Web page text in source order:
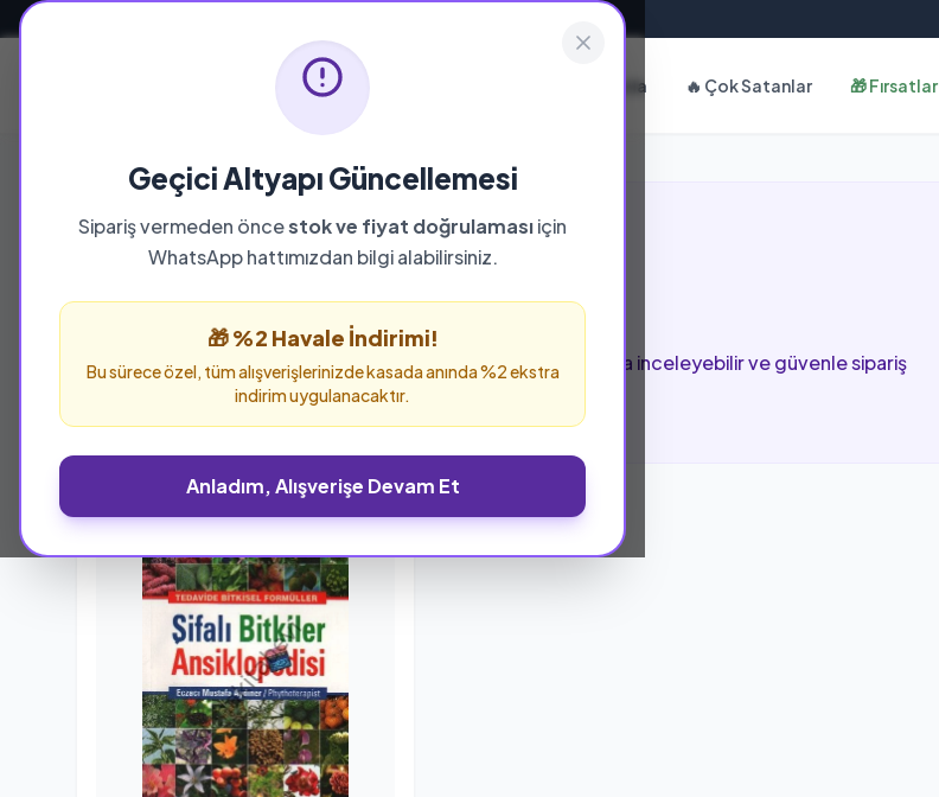
Geçici Altyapı Güncellemesi
Sipariş vermeden öncestok ve fiyat doğrulamasıiçin
WhatsApp hattımızdan bilgi alabilirsiniz.
🎁 %2 Havale İndirimi!
Bu sürece özel, tüm alışverişlerinizde kasada anında %2 ekstra
indirim uygulanacaktır.
Anladım, Alışverişe Devam Et
Hakkımızda 🔥 Çok Satanlar 🎁 Fırsatlar
YAYINEVI
Metropol Yayınları
Metropol Yayınları yayınevine ait tüm eserleri bu sayfada inceleyebilir ve güvenle sipariş
verebilirsiniz.